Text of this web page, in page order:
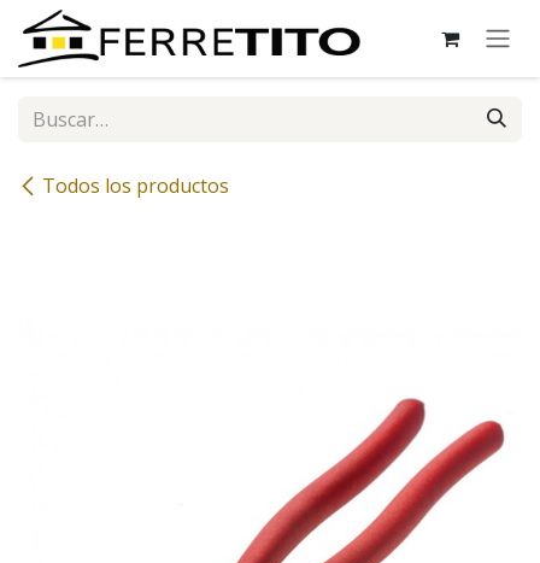
Ir al contenido
Todos los productos